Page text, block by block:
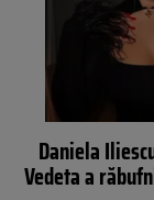
Daniela
Vedeta a